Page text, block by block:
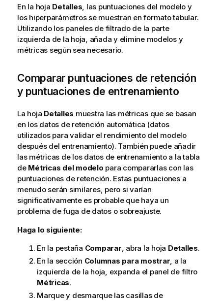
En la hoja Detalles, las puntuaciones del modelo y
los hiperparámetros se muestran en formato tabular.
Utilizando los paneles de filtrado de la parte
izquierda de la hoja, añada y elimine modelos y
métricas según sea necesario.
Comparar puntuaciones de retención
y puntuaciones de entrenamiento
La hoja Detalles muestra las métricas que se basan
en los datos de retención automática (datos
utilizados para validar el rendimiento del modelo
después del entrenamiento). También puede añadir
las métricas de los datos de entrenamiento a la tabla
de Métricas del modelo para compararlas con las
puntuaciones de retención. Estas puntuaciones a
menudo serán similares, pero si varían
significativamente es probable que haya un
problema defuga de datoso sobreajuste.
Haga lo siguiente:
En la pestaña Comparar, abra la hoja Detalles.
En la sección Columnas para mostrar, a la
izquierda de la hoja, expanda el panel de filtro
Métricas.
Marque y desmarque las casillas de